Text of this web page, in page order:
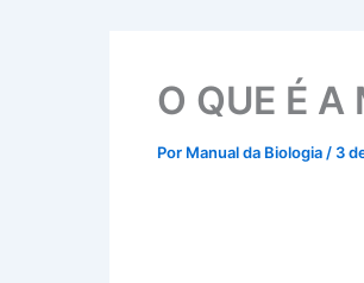
O QUE É A
Por Manual da Biologia / 3